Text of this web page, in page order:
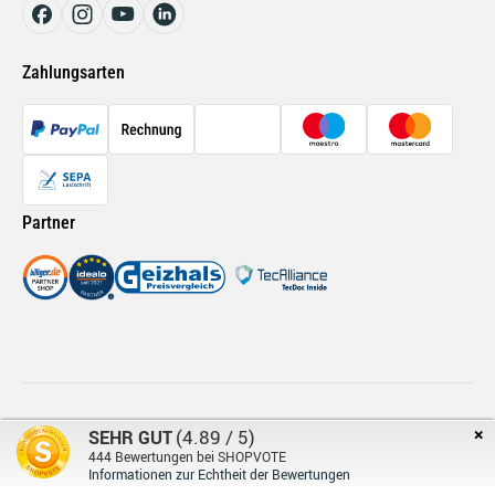
Renault Ersatzteile
Bremsflüssigkeit SL DOT 4 ATE
Auto Innenraumreiniger LIQUI MOLY 1547
Filter Innenraumluft MANN-FILTER FP 26 009 für VW Seat Audi
Skoda
Zahlungsarten
Partner
© Retromotion 2026 ×
SEHR GUT(4.89 / 5)
444 Bewertungen bei SHOPVOTE
Informationen zur Echtheit der Bewertungen